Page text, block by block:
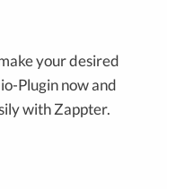
your desired
Plugin now and
with Zappter.